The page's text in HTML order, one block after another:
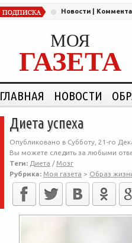
Новости
МОЯ
ГАЗЕТА
ГЛАВНАЯ НОВОСТИ
Диета успеха
Опубликовано в Субботу, 21-го
Вы можете следить за любыми
Теги: Диета / Мозг
Рубрика: Моя газета > Образ